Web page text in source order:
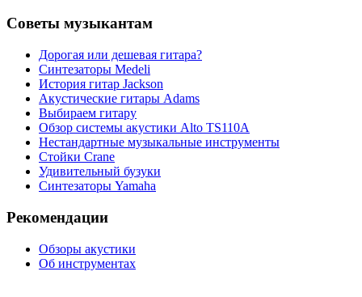
Советы музыкантам
Дорогая или дешевая гитара?
Синтезаторы Мedeli
История гитар Jackson
Акустические гитары Adams
Выбираем гитару
Обзор системы акустики Alto TS110A
Нестандартные музыкальные инструменты
Стойки Crane
Удивительный бузуки
Синтезаторы Yamaha
Рекомендации
Обзоры акустики
Об инструментах